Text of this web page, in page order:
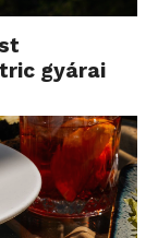
gyárai